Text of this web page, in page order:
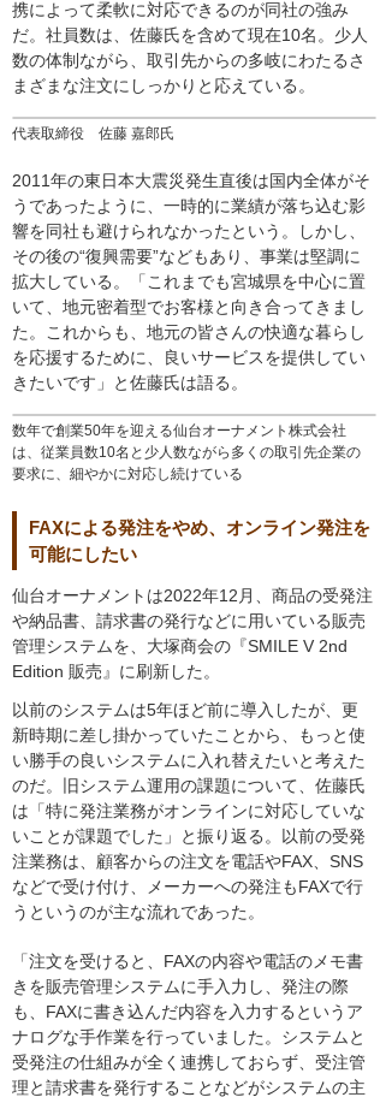
代表取締役 佐藤 嘉郎氏
携によって柔軟に対応できるのが同社の強み
だ。社員数は、佐藤氏を含めて現在10名。少人
数の体制ながら、取引先からの多岐にわたるさ
まざまな注文にしっかりと応えている。
数年で創業50年を迎える仙台オーナメント株式会社
は、従業員数10名と少人数ながら多くの取引先企業の
要求に、細やかに対応し続けている
2011年の東日本大震災発生直後は国内全体がそ
うであったように、一時的に業績が落ち込む影
響を同社も避けられなかったという。しかし、
その後の“復興需要”などもあり、事業は堅調に
拡大している。「これまでも宮城県を中心に置
いて、地元密着型でお客様と向き合ってきまし
た。これからも、地元の皆さんの快適な暮らし
を応援するために、良いサービスを提供してい
きたいです」と佐藤氏は語る。
FAXによる発注をやめ、オンライン発注を
可能にしたい
仙台オーナメントは2022年12月、商品の受発注
や納品書、請求書の発行などに用いている販売
管理システムを、大塚商会の『SMILE V 2nd
Edition 販売』に刷新した。
以前のシステムは5年ほど前に導入したが、更
新時期に差し掛かっていたことから、もっと使
い勝手の良いシステムに入れ替えたいと考えた
のだ。旧システム運用の課題について、佐藤氏
は「特に発注業務がオンラインに対応していな
いことが課題でした」と振り返る。以前の受発
注業務は、顧客からの注文を電話やFAX、SNS
などで受け付け、メーカーへの発注もFAXで行
うというのが主な流れであった。
「注文を受けると、FAXの内容や電話のメモ書
きを販売管理システムに手入力し、発注の際
も、FAXに書き込んだ内容を入力するというア
ナログな手作業を行っていました。システムと
受発注の仕組みが全く連携しておらず、受注管
理と請求書を発行することなどがシステムの主